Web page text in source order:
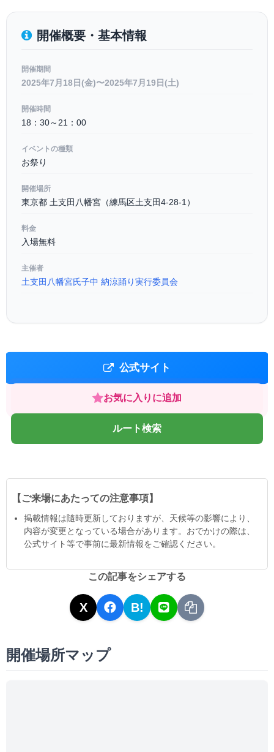
開催概要・基本情報
開催期間
2025年7月18日(金)〜2025年7月19日(土)
開催時間
18：30～21：00
イベントの種類
お祭り
開催場所
東京都 土支田八幡宮（練馬区土支田4-28-1）
料金
入場無料
主催者
土支田八幡宮氏子中 納涼踊り実行委員会
公式サイト
お気に入りに追加
ルート検索
【ご来場にあたっての注意事項】
掲載情報は隨時更新しておりますが、天候等の影響により、
内容が変更となっている場合があります。おでかけの際は、
公式サイト等で事前に最新情報をご確認ください。
この記事をシェアする
X B!
開催場所マップ